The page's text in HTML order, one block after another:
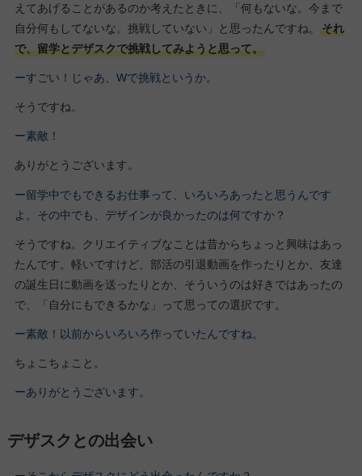
えてあげることがあるのか考えたときに、「何もないな。今まで
自分何もしてないな。挑戦していない」と思ったんですね。
それ
で、留学とデザスクで挑戦してみようと思って。
ーすごい！じゃあ、Wで挑戦というか。
そうですね。
ー素敵！
ありがとうございます。
ー留学中でもできるお仕事って、いろいろあったと思うんです
よ。その中でも、デザインが良かったのは何ですか？
そうですね。クリエイティブなことは昔からちょっと興味はあっ
たんです。軽いですけど、部活の引退動画を作ったりとか、友達
の誕生日に動画を送ったりとか、そういうのは好きではあったの
で、「自分にもできるかな」って思っての選択です。
ー素敵！以前からいろいろ作っていたんですね。
ちょこちょこと。
ーありがとうございます。
デザスクとの出会い